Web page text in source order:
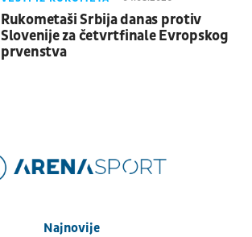
Rukometaši Srbija danas protiv
Slovenije za četvrtfinale Evropskog
prvenstva
Najnovije